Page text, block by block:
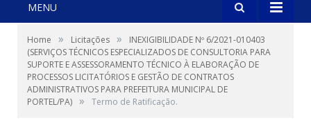
MENU
Home » Licitações »
INEXIGIBILIDADE Nº 6/2021-010403
(SERVIÇOS TÉCNICOS ESPECIALIZADOS DE CONSULTORIA PARA
SUPORTE E ASSESSORAMENTO TÉCNICO À ELABORAÇÃO DE
PROCESSOS LICITATÓRIOS E GESTÃO DE CONTRATOS
ADMINISTRATIVOS PARA PREFEITURA MUNICIPAL DE
PORTEL/PA) » Termo de Ratificação.